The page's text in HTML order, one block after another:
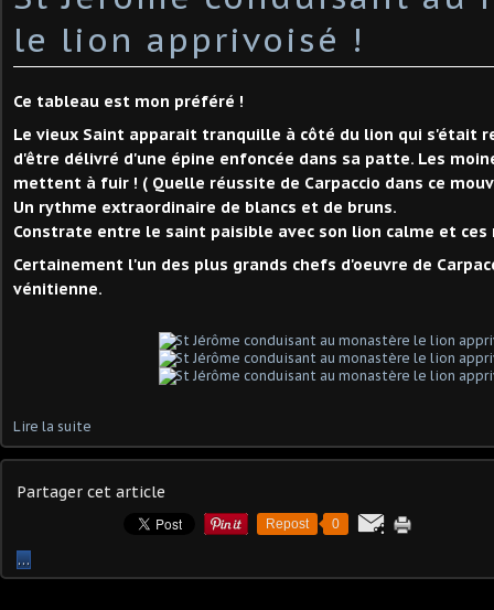
le lion apprivoisé !
Ce tableau est mon préféré !
Le vieux Saint apparait tranquille à côté du lion qui s'était
d'être délivré d'une épine enfoncée dans sa patte. Les
mettent à fuir ! ( Quelle réussite de Carpaccio dans ce
Un rythme extraordinaire de blancs et de bruns.
Constrate entre le saint paisible avec son lion calme et
Certainement l'un des plus grands chefs d'oeuvre de
vénitienne.
Lire la suite
Partager cet article
Repost 0
…